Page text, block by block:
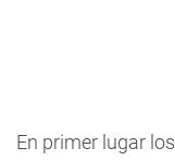
En primer lugar los